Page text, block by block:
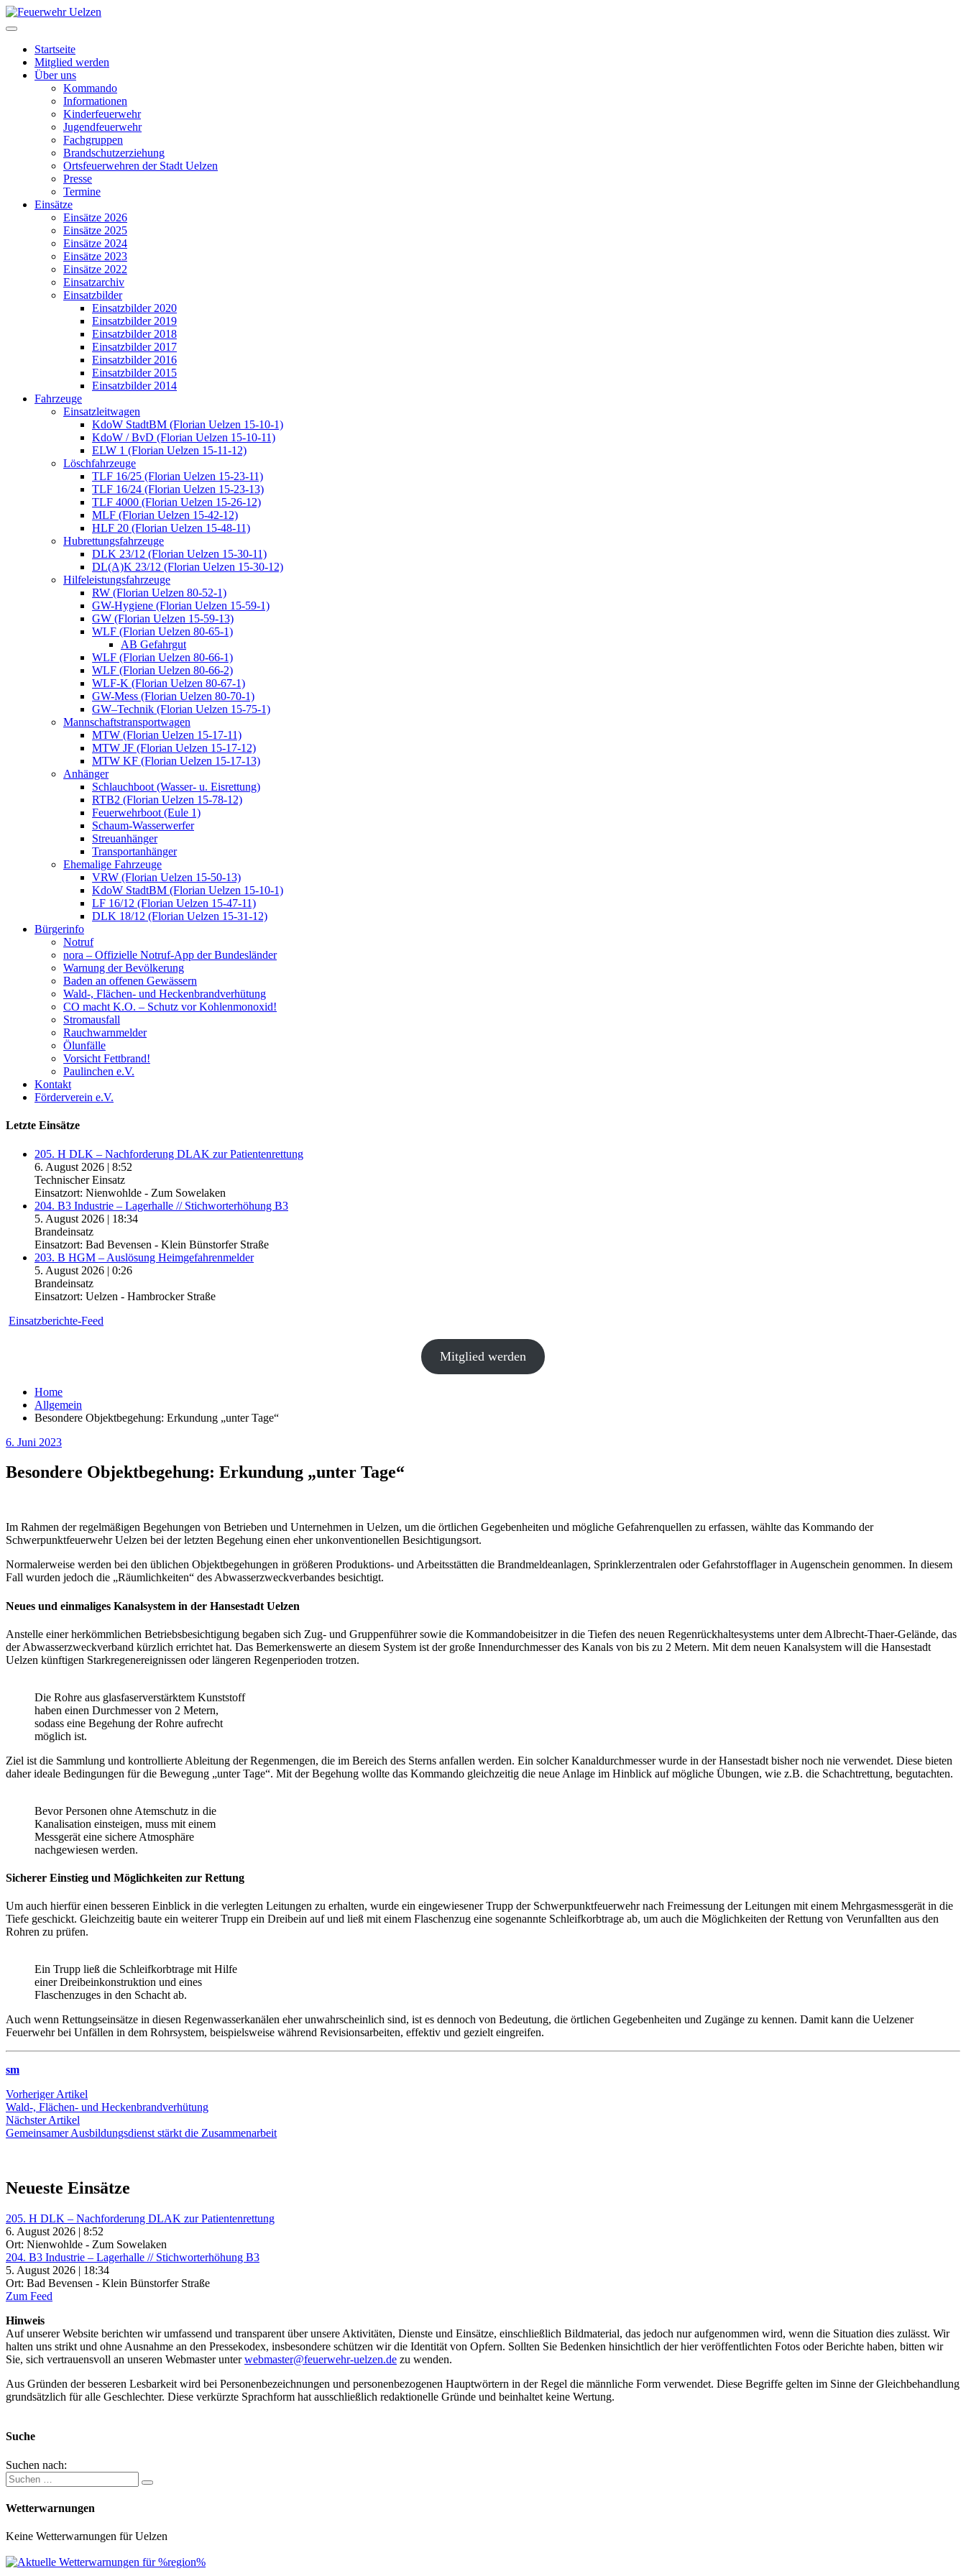
Startseite
Mitglied werden
Über uns
Kommando
Informationen
Kinderfeuerwehr
Jugendfeuerwehr
Fachgruppen
Brandschutzerziehung
Ortsfeuerwehren der Stadt Uelzen
Presse
Termine
Einsätze
Einsätze 2026
Einsätze 2025
Einsätze 2024
Einsätze 2023
Einsätze 2022
Einsatzarchiv
Einsatzbilder
Einsatzbilder 2020
Einsatzbilder 2019
Einsatzbilder 2018
Einsatzbilder 2017
Einsatzbilder 2016
Einsatzbilder 2015
Einsatzbilder 2014
Fahrzeuge
Einsatzleitwagen
KdoW StadtBM (Florian Uelzen 15-10-1)
KdoW / BvD (Florian Uelzen 15-10-11)
ELW 1 (Florian Uelzen 15-11-12)
Löschfahrzeuge
TLF 16/25 (Florian Uelzen 15-23-11)
TLF 16/24 (Florian Uelzen 15-23-13)
TLF 4000 (Florian Uelzen 15-26-12)
MLF (Florian Uelzen 15-42-12)
HLF 20 (Florian Uelzen 15-48-11)
Hubrettungsfahrzeuge
DLK 23/12 (Florian Uelzen 15-30-11)
DL(A)K 23/12 (Florian Uelzen 15-30-12)
Hilfeleistungsfahrzeuge
RW (Florian Uelzen 80-52-1)
GW-Hygiene (Florian Uelzen 15-59-1)
GW (Florian Uelzen 15-59-13)
WLF (Florian Uelzen 80-65-1)
AB Gefahrgut
WLF (Florian Uelzen 80-66-1)
WLF (Florian Uelzen 80-66-2)
WLF-K (Florian Uelzen 80-67-1)
GW-Mess (Florian Uelzen 80-70-1)
GW–Technik (Florian Uelzen 15-75-1)
Mannschaftstransportwagen
MTW (Florian Uelzen 15-17-11)
MTW JF (Florian Uelzen 15-17-12)
MTW KF (Florian Uelzen 15-17-13)
Anhänger
Schlauchboot (Wasser- u. Eisrettung)
RTB2 (Florian Uelzen 15-78-12)
Feuerwehrboot (Eule 1)
Schaum-Wasserwerfer
Streuanhänger
Transportanhänger
Ehemalige Fahrzeuge
VRW (Florian Uelzen 15-50-13)
KdoW StadtBM (Florian Uelzen 15-10-1)
LF 16/12 (Florian Uelzen 15-47-11)
DLK 18/12 (Florian Uelzen 15-31-12)
Bürgerinfo
Notruf
nora – Offizielle Notruf-App der Bundesländer
Warnung der Bevölkerung
Baden an offenen Gewässern
Wald-, Flächen- und Heckenbrandverhütung
CO macht K.O. – Schutz vor Kohlenmonoxid!
Stromausfall
Rauchwarnmelder
Ölunfälle
Vorsicht Fettbrand!
Paulinchen e.V.
Kontakt
Förderverein e.V.
Letzte Einsätze
205. H DLK – Nachforderung DLAK zur Patientenrettung
6. August 2026 | 8:52
Technischer Einsatz
Einsatzort: Nienwohlde - Zum Sowelaken
204. B3 Industrie – Lagerhalle // Stichworterhöhung B3
5. August 2026 | 18:34
Brandeinsatz
Einsatzort: Bad Bevensen - Klein Bünstorfer Straße
203. B HGM – Auslösung Heimgefahrenmelder
5. August 2026 | 0:26
Brandeinsatz
Einsatzort: Uelzen - Hambrocker Straße
Einsatzberichte-Feed
Mitglied werden
Home
Allgemein
Besondere Objektbegehung: Erkundung „unter Tage“
6. Juni 2023
Besondere Objektbegehung: Erkundung „unter Tage“
Im Rahmen der regelmäßigen Begehungen von Betrieben und Unternehmen in Uelzen, um die örtlichen Gegebenheiten und mögliche Gefahrenquellen zu erfassen, wählte das Kommando der
Schwerpunktfeuerwehr Uelzen bei der letzten Begehung einen eher unkonventionellen Besichtigungsort.
Normalerweise werden bei den üblichen Objektbegehungen in größeren Produktions- und Arbeitsstätten die Brandmeldeanlagen, Sprinklerzentralen oder Gefahrstofflager in Augenschein genommen. In diesem
Fall wurden jedoch die „Räumlichkeiten“ des Abwasserzweckverbandes besichtigt.
Neues und einmaliges Kanalsystem in der Hansestadt Uelzen
Anstelle einer herkömmlichen Betriebsbesichtigung begaben sich Zug- und Gruppenführer sowie die Kommandobeisitzer in die Tiefen des neuen Regenrückhaltesystems unter dem Albrecht-Thaer-Gelände, das
der Abwasserzweckverband kürzlich errichtet hat. Das Bemerkenswerte an diesem System ist der große Innendurchmesser des Kanals von bis zu 2 Metern. Mit dem neuen Kanalsystem will die Hansestadt
Uelzen künftigen Starkregenereignissen oder längeren Regenperioden trotzen.
Die Rohre aus glasfaserverstärktem Kunststoff
haben einen Durchmesser von 2 Metern,
sodass eine Begehung der Rohre aufrecht
möglich ist.
Ziel ist die Sammlung und kontrollierte Ableitung der Regenmengen, die im Bereich des Sterns anfallen werden. Ein solcher Kanaldurchmesser wurde in der Hansestadt bisher noch nie verwendet. Diese bieten
daher ideale Bedingungen für die Bewegung „unter Tage“. Mit der Begehung wollte das Kommando gleichzeitig die neue Anlage im Hinblick auf mögliche Übungen, wie z.B. die Schachtrettung, begutachten.
Bevor Personen ohne Atemschutz in die
Kanalisation einsteigen, muss mit einem
Messgerät eine sichere Atmosphäre
nachgewiesen werden.
Sicherer Einstieg und Möglichkeiten zur Rettung
Um auch hierfür einen besseren Einblick in die verlegten Leitungen zu erhalten, wurde ein eingewiesener Trupp der Schwerpunktfeuerwehr nach Freimessung der Leitungen mit einem Mehrgasmessgerät in die
Tiefe geschickt. Gleichzeitig baute ein weiterer Trupp ein Dreibein auf und ließ mit einem Flaschenzug eine sogenannte Schleifkorbtrage ab, um auch die Möglichkeiten der Rettung von Verunfallten aus den
Rohren zu prüfen.
Ein Trupp ließ die Schleifkorbtrage mit Hilfe
einer Dreibeinkonstruktion und eines
Flaschenzuges in den Schacht ab.
Auch wenn Rettungseinsätze in diesen Regenwasserkanälen eher unwahrscheinlich sind, ist es dennoch von Bedeutung, die örtlichen Gegebenheiten und Zugänge zu kennen. Damit kann die Uelzener
Feuerwehr bei Unfällen in dem Rohrsystem, beispielsweise während Revisionsarbeiten, effektiv und gezielt eingreifen.
sm
Beitragsnavigation
Vorheriger Artikel
Artikel:
Wald-, Flächen- und Heckenbrandverhütung
Nächster Artikel
Artikel:
Gemeinsamer Ausbildungsdienst stärkt die Zusammenarbeit
Neueste Einsätze
205. H DLK – Nachforderung DLAK zur Patientenrettung
6. August 2026 | 8:52
Ort: Nienwohlde - Zum Sowelaken
204. B3 Industrie – Lagerhalle // Stichworterhöhung B3
5. August 2026 | 18:34
Ort: Bad Bevensen - Klein Bünstorfer Straße
Zum Feed
Hinweis
Auf unserer Website berichten wir umfassend und transparent über unsere Aktivitäten, Dienste und Einsätze, einschließlich Bildmaterial, das jedoch nur aufgenommen wird, wenn die Situation dies zulässt. Wir
halten uns strikt und ohne Ausnahme an den Pressekodex, insbesondere schützen wir die Identität von Opfern. Sollten Sie Bedenken hinsichtlich der hier veröffentlichten Fotos oder Berichte haben, bitten wir
Sie, sich vertrauensvoll an unseren Webmaster unterwebmaster@feuerwehr-uelzen.de zu wenden.
Aus Gründen der besseren Lesbarkeit wird bei Personenbezeichnungen und personenbezogenen Hauptwörtern in der Regel die männliche Form verwendet. Diese Begriffe gelten im Sinne der Gleichbehandlung
grundsätzlich für alle Geschlechter. Diese verkürzte Sprachform hat ausschließlich redaktionelle Gründe und beinhaltet keine Wertung.
Suche
Suchen nach:
Wetterwarnungen
Keine Wetterwarnungen für Uelzen